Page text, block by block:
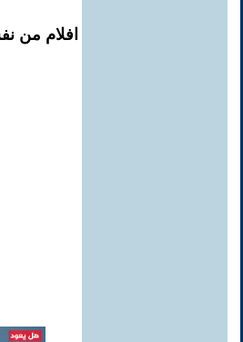
افلام من